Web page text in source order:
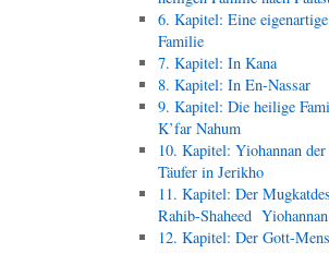
6. Kapitel: Eine eigenartige
Familie
7. Kapitel: In Kana
8. Kapitel: In En-Nassar
9. Kapitel: Die heilige
K’far Nahum
10. Kapitel: Yiohannan der
Täufer in Jerikho
11. Kapitel: Der
Rahib-Shaheed
12. Kapitel: Der Gott-